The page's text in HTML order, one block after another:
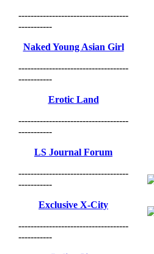
------------------------------------
-----------
Naked Young Asian Girl
------------------------------------
-----------
Erotic Land
------------------------------------
-----------
LS Journal Forum
------------------------------------
-----------
Exclusive X-City
------------------------------------
-----------